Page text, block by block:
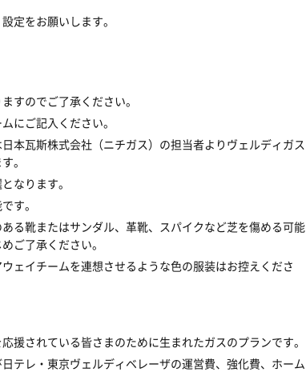
定をお願いします。
すのでご了承ください。
にご記入ください。
本瓦斯株式会社（ニチガス）の担当者よりヴェルディガス
。
なります。
す。
る靴またはサンダル、革靴、スパイクなど芝を傷める可能
ご了承ください。
ェイチームを連想させるような色の服装はお控えくださ
援されている皆さまのために生まれたガスのプランです。
テレ・東京ヴェルディベレーザの運営費、強化費、ホーム